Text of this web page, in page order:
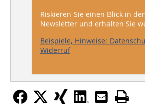
Riskieren Sie einen Blick in
Newsletter und erhalten Sie
Beispiele, Hinweise:
Widerruf